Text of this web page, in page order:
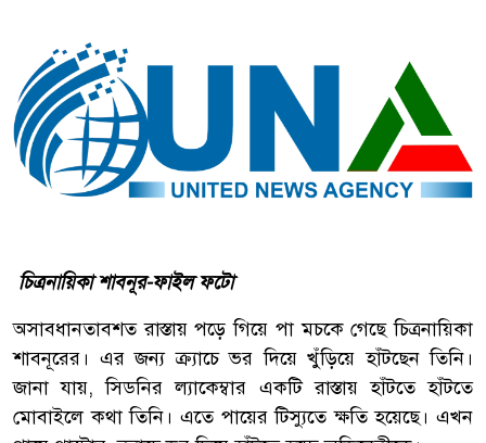
চিত্রনায়িকা শাবনূর-ফাইল ফটো
অসাবধানতাবশত রাস্তায় পড়ে গিয়ে পা মচকে গেছে চিত্রনায়িকা
শাবনূরের। এর জন্য ক্র্যাচে ভর দিয়ে খুঁড়িয়ে হাঁটছেন তিনি।
জানা যায়, সিডনির ল্যাকেম্বার একটি রাস্তায় হাঁটতে হাঁটতে
মোবাইলে কথা তিনি। এতে পায়ের টিস্যুতে ক্ষতি হয়েছে। এখন